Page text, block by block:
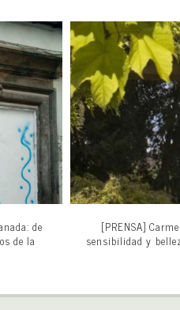
de
de la
[PRENSA]
sensibilidad y